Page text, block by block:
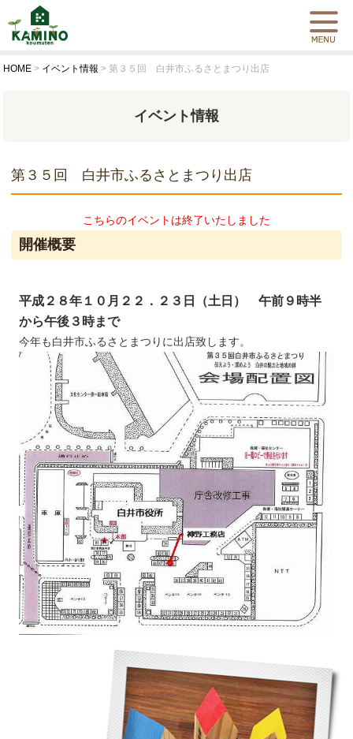
HOME > イベント情報 >第３５回 白井市ふるさとまつり出店
イベント情報
第３５回 白井市ふるさとまつり出店
こちらのイベントは終了いたしました
開催概要
平成２８年１０月２２．２３日（土日） 午前９時半
から午後３時まで
今年も白井市ふるさとまつりに出店致します。